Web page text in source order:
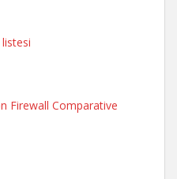
listesi
Firewall Comparative